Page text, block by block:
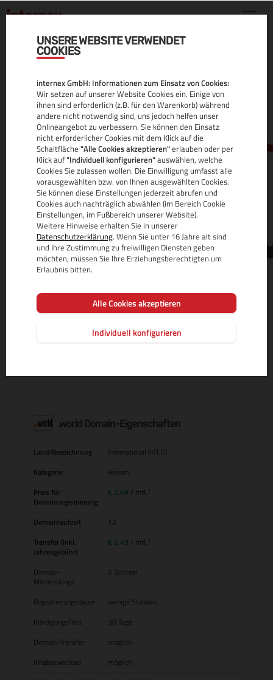
UNSERE WEBSITE VERWENDET
COOKIES
internex GmbH: Informationen zum Einsatz von Cookies:
Wir setzen auf unserer Website Cookies ein. Einige von
ihnen sind erforderlich (z.B. für den Warenkorb) während
andere nicht notwendig sind, uns jedoch helfen unser
Onlineangebot zu verbessern. Sie können den Einsatz
nicht erforderlicher Cookies mit dem Klick auf die
Schaltfläche "Alle Cookies akzeptieren"erlauben oder per
Klick auf"Individuell konfigurieren"auswählen, welche
Cookies Sie zulassen wollen. Die Einwilligung umfasst alle
vorausgewählten bzw. von Ihnen ausgewählten Cookies.
Sie können diese Einstellungen jederzeit abrufen und
Cookies auch nachträglich abwählen (im Bereich Cookie
Einstellungen, im Fußbereich unserer Website).
Weitere Hinweise erhalten Sie in unserer
Datenschutzerklärung. Wenn Sie unter 16 Jahre alt sind
und Ihre Zustimmung zu freiwilligen Diensten geben
möchten, müssen Sie Ihre Erziehungsberechtigten um
Erlaubnis bitten.
Alle Cookies akzeptieren
Individuell konfigurieren
.WORLD DOMAIN
ALLE INFOS
MEHR INFOS ZUR DOMAIN-ENDUNG
.world Domain-Eigenschaften
Land/Bezeichnung
International (nTLD)
Kategorie
Reisen
Preis für
Domainregistrierung
€ 2,49 / mtl.
Domainlaufzeit
12
Transfer (inkl.
Jahresgebühr)
€ 2,49 / mtl.
Domain-
Mindestlänge
2 Zeichen
Registrierungsdauer
wenige Stunden
Kündigungsfrist
30 Tage
Domain-Transfer
möglich
Inhaberwechsel
möglich